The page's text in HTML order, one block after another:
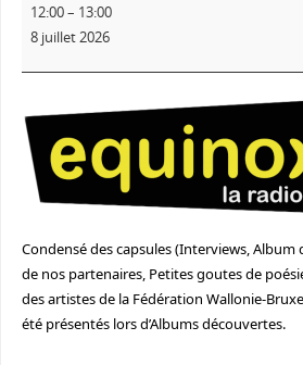
12:00– 13:00
8 juillet 2026
Condensé des capsules (Interviews, Album
de nos partenaires, Petites goutes de
des artistes de la Fédération Wallonie-
été présentés lors d’Albums découvertes.